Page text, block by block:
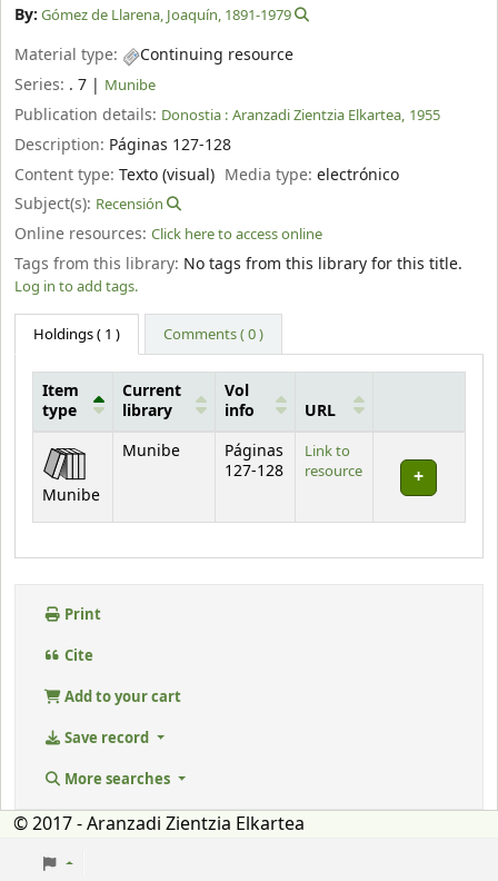
By: Gómez de Llarena, Joaquín, 1891-1979
Material type:
Continuing resource
Series: . 7 | Munibe
Publication details: Donostia : Aranzadi Zientzia Elkartea, 1955
Description: Páginas 127-128
Content type: Texto (visual) Media type:electrónico
Subject(s): Recensión
Online resources: Click here to access online
Tags from this library: No tags from this library for this title.
Log in to add tags.
Holdings( 1 ) Comments ( 0 )
Holdings
Item
type
Current
library
Vol
info
URL
Munibe
Munibe
Páginas
127-128
Link to
resource
Print
Cite
Add to your cart
Save record
More searches
© 2017 - Aranzadi Zientzia Elkartea